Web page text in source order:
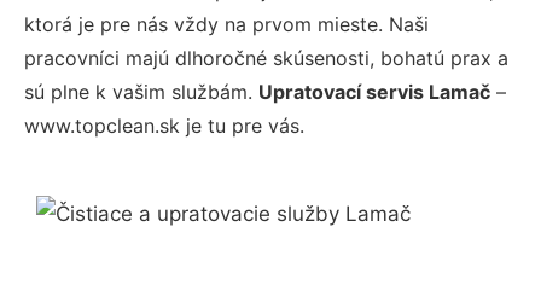
ktorá je pre nás vždy na prvom mieste. Naši
pracovníci majú dlhoročné skúsenosti, bohatú prax a
sú plne k vašim službám. Upratovací servis Lamač –
www.topclean.sk je tu pre vás.